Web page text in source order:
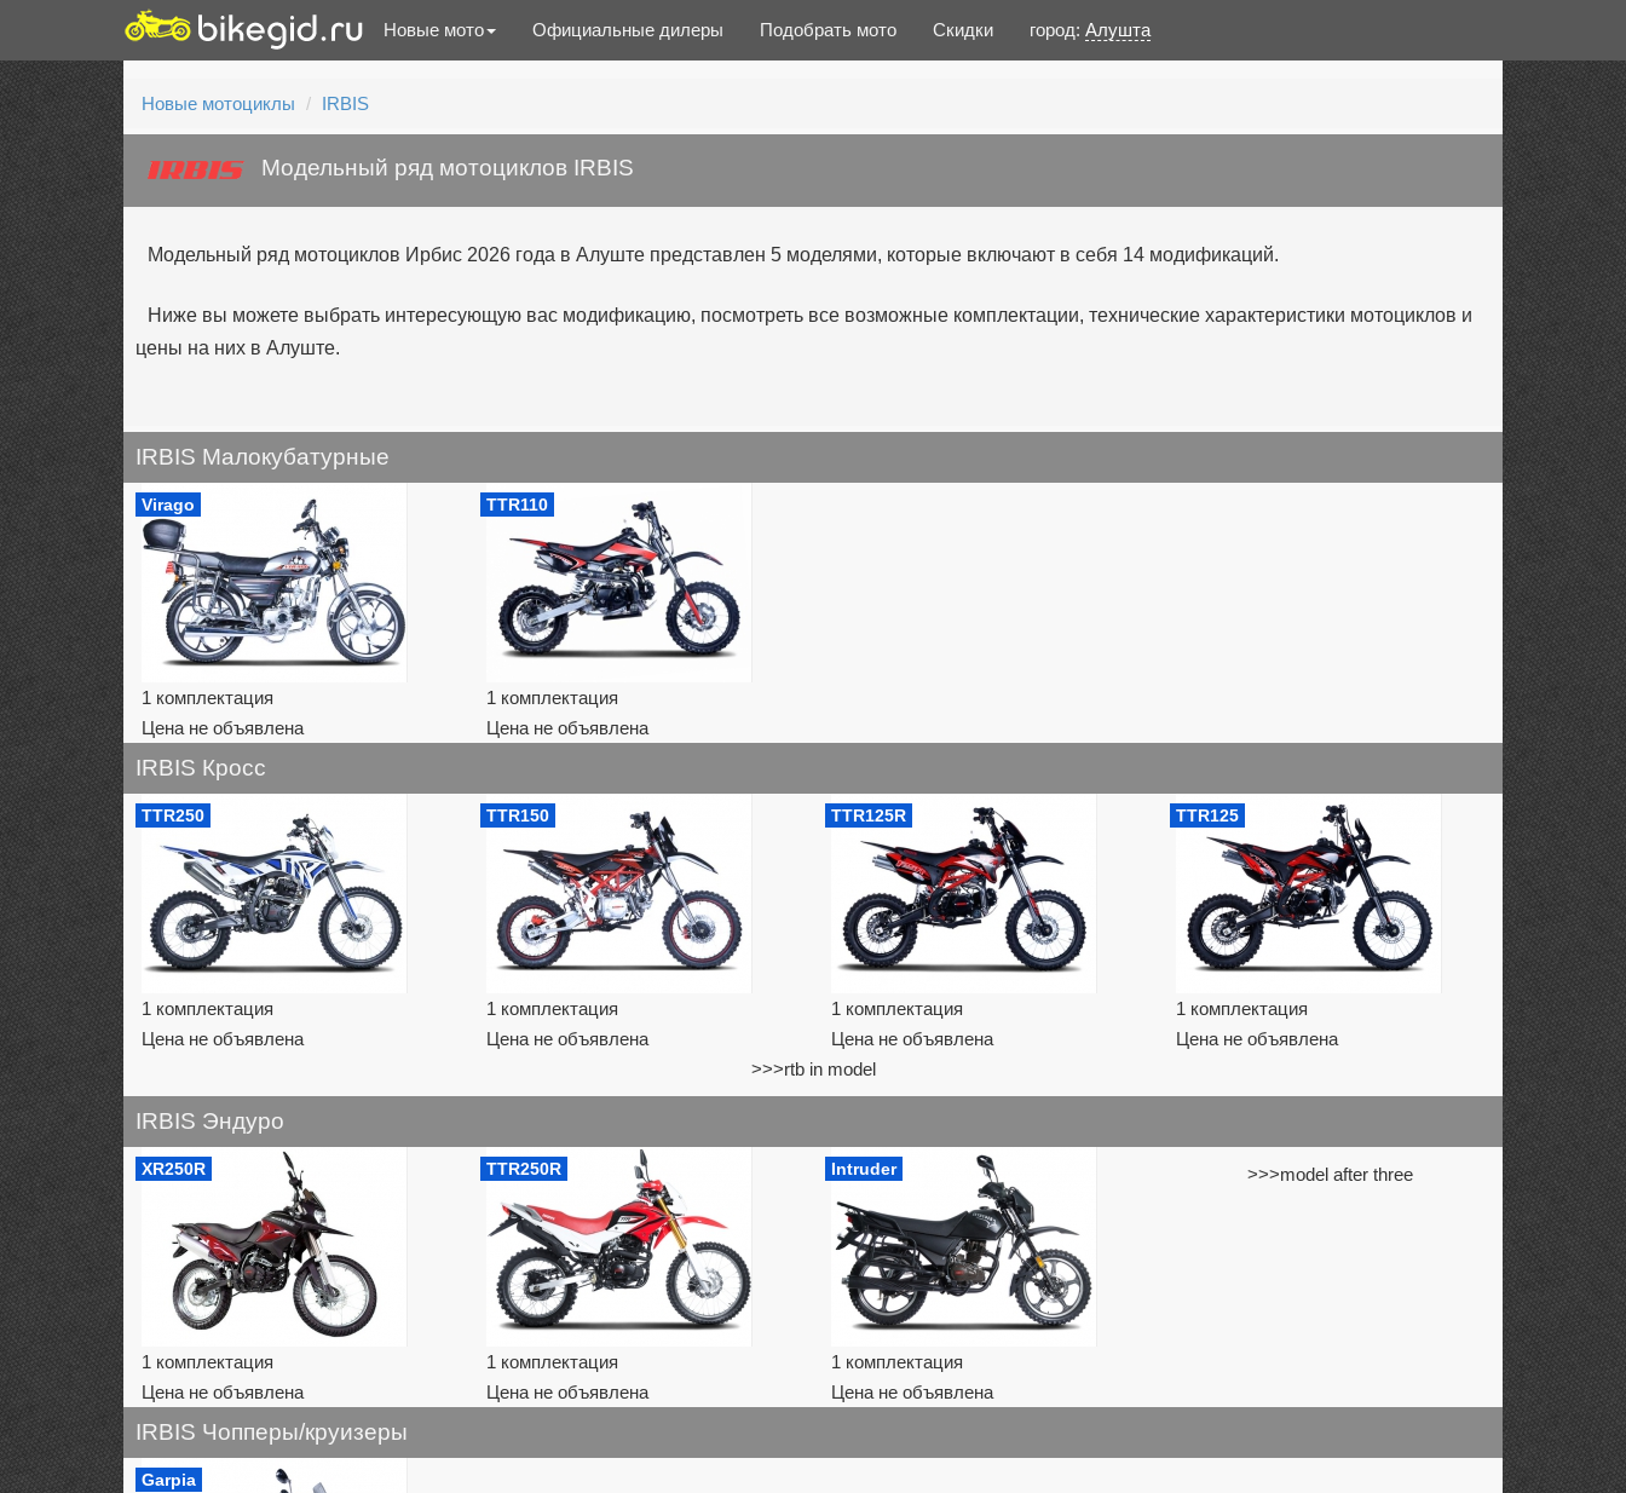
Новые мото Официальные дилеры Подобрать мото Скидки город: Алушта
Новые мотоциклы IRBIS
Модельный ряд мотоциклов IRBIS
Модельный ряд мотоциклов Ирбис 2026 года в Алуште представлен 5 моделями, которые включают в себя 14 модификаций.
Ниже вы можете выбрать интересующую вас модификацию, посмотреть все возможные комплектации, технические характеристики мотоциклов и
цены на них в Алуште.
IRBIS Малокубатурные
Virago
1 комплектация
Цена не объявлена
TTR110
1 комплектация
Цена не объявлена
IRBIS Кросс
TTR250
1 комплектация
Цена не объявлена
TTR150
1 комплектация
Цена не объявлена
TTR125R
1 комплектация
Цена не объявлена
TTR125
1 комплектация
Цена не объявлена
>>>rtb in model
IRBIS Эндуро
XR250R
1 комплектация
Цена не объявлена
TTR250R
1 комплектация
Цена не объявлена
Intruder
1 комплектация
Цена не объявлена
>>>model after three
IRBIS Чопперы/круизеры
Garpia